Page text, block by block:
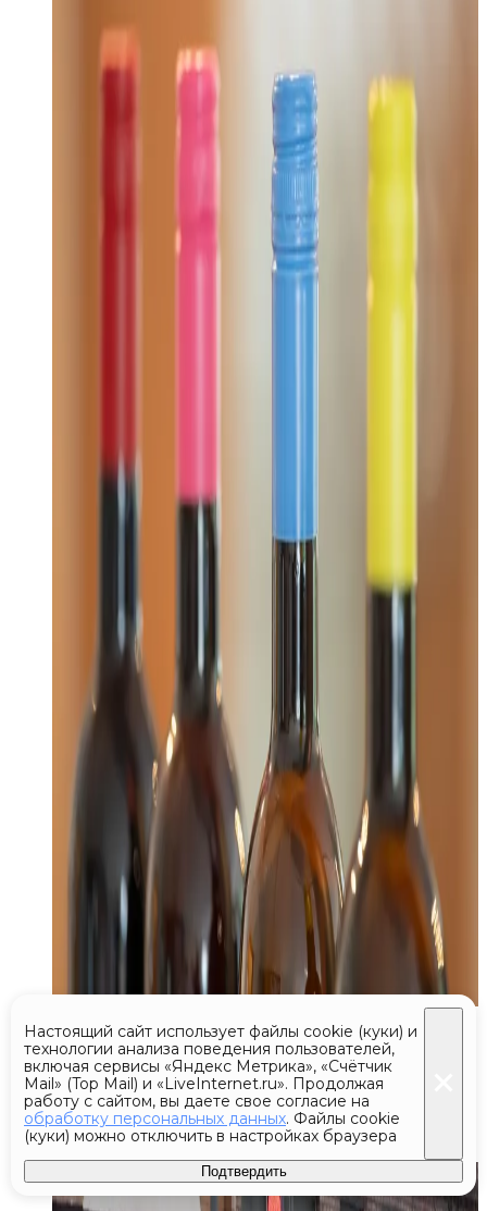
Девочку, пострадавшую от наезда
катера на Волге, отправили
в клинику Рошаля
Настоящий сайт использует файлы cookie (куки) и
технологии анализа поведения пользователей,
включая сервисы «Яндекс Метрика», «Счётчик
Mail» (Top Mail) и «LiveInternet.ru». Продолжая
работу с сайтом, вы даете свое согласие на
обработку персональных данных. Файлы cookie
(куки) можно отключить в настройках браузера
Подтвердить